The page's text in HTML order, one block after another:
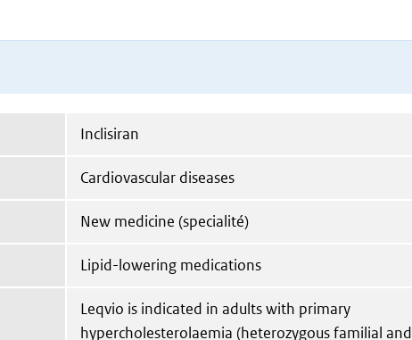
Inclisiran
Cardiovascular diseases
New medicine (specialité)
Lipid-lowering medications
Leqvio is indicated in adults with primary
hypercholesterolaemia (heterozygous familial and